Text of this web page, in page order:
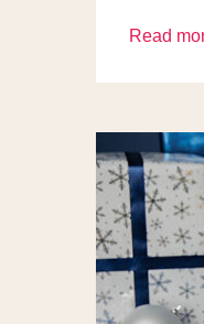
Read